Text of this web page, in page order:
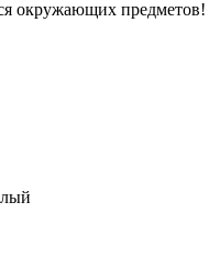
окружающих предметов!